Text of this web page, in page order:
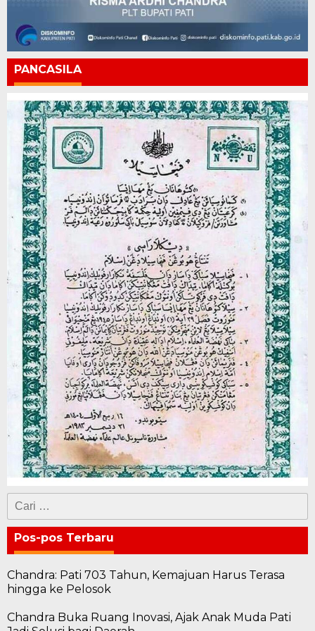
PANCASILA
Cari
untuk:
Pos-pos Terbaru
Chandra: Pati 703 Tahun, Kemajuan Harus Terasa
hingga ke Pelosok
Chandra Buka Ruang Inovasi, Ajak Anak Muda Pati